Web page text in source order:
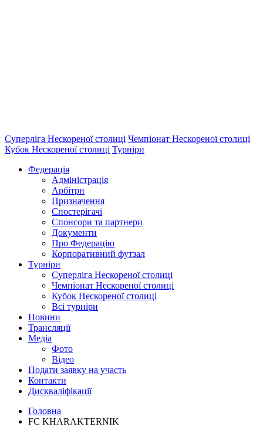
Суперліга Нескореної столиці Чемпіонат Нескореної столиці
Кубок Нескореної столиці Турніри
Федерація
Адміністрація
Арбітри
Призначення
Спостерігачі
Спонсори та партнери
Документи
Про Федерацію
Корпоративний футзал
Турніри
Суперліга Нескореної столиці
Чемпіонат Нескореної столиці
Кубок Нескореної столиці
Всі турніри
Новини
Трансляції
Медіа
Фото
Відео
Подати заявку на участь
Контакти
Дискваліфікації
Головна
FC KHARAKTERNIK